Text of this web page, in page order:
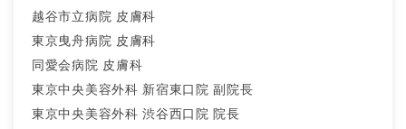
越谷市立病院 皮膚科
東京曳舟病院 皮膚科
同愛会病院 皮膚科
東京中央美容外科 新宿東口院 副院長
東京中央美容外科 渋谷西口院 院長